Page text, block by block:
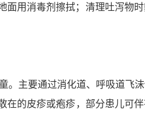
面用消毒剂擦拭；清理吐泻物
主要通过消化道、呼吸道飞
的皮疹或疱疹，部分患儿可